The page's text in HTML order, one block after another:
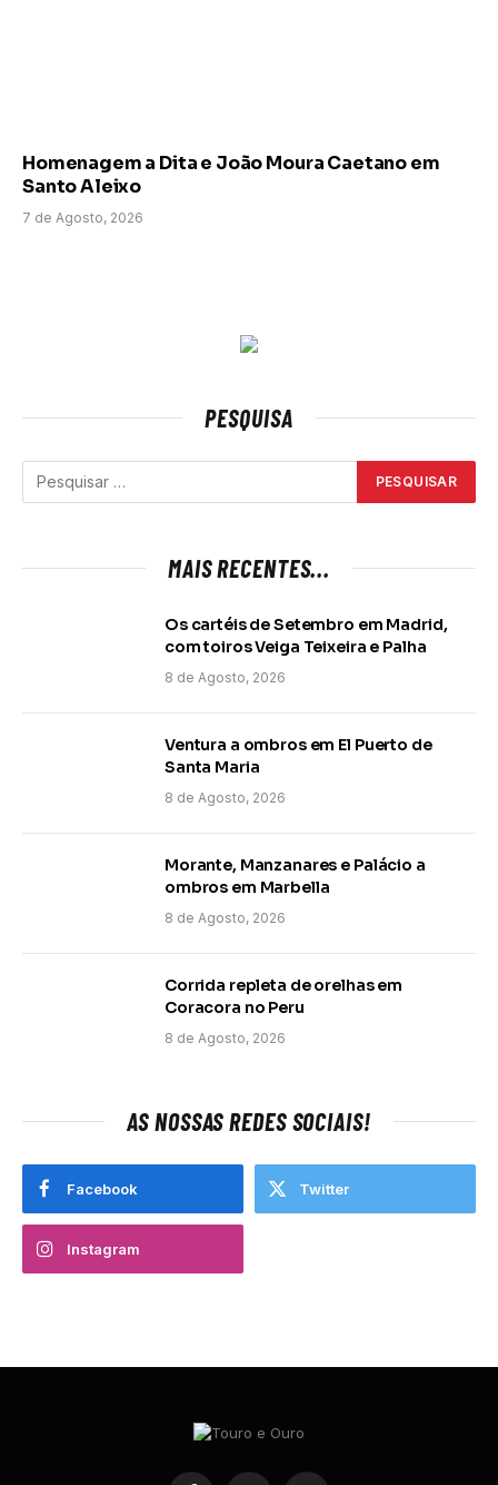
Homenagem a Dita e João Moura Caetano em
Santo Aleixo
7 de Agosto, 2026
PESQUISA
MAIS RECENTES...
Os cartéis de Setembro em Madrid,
com toiros Veiga Teixeira e Palha
8 de Agosto, 2026
Ventura a ombros em El Puerto de
Santa Maria
8 de Agosto, 2026
Morante, Manzanares e Palácio a
ombros em Marbella
8 de Agosto, 2026
Corrida repleta de orelhas em
Coracora no Peru
8 de Agosto, 2026
AS NOSSAS REDES SOCIAIS!
Facebook Twitter
Instagram